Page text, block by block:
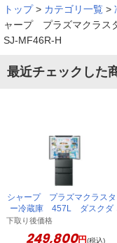
トップ > カテゴリ一覧 >
ャープ プラズマクラ
SJ-MF46R-H
最近チェックした
シャープ プラズマクラスタ
ー冷蔵庫 457L ダスクダ
ークメタル SJ-MF46R-H
下取り後価格
249,800円(税込)